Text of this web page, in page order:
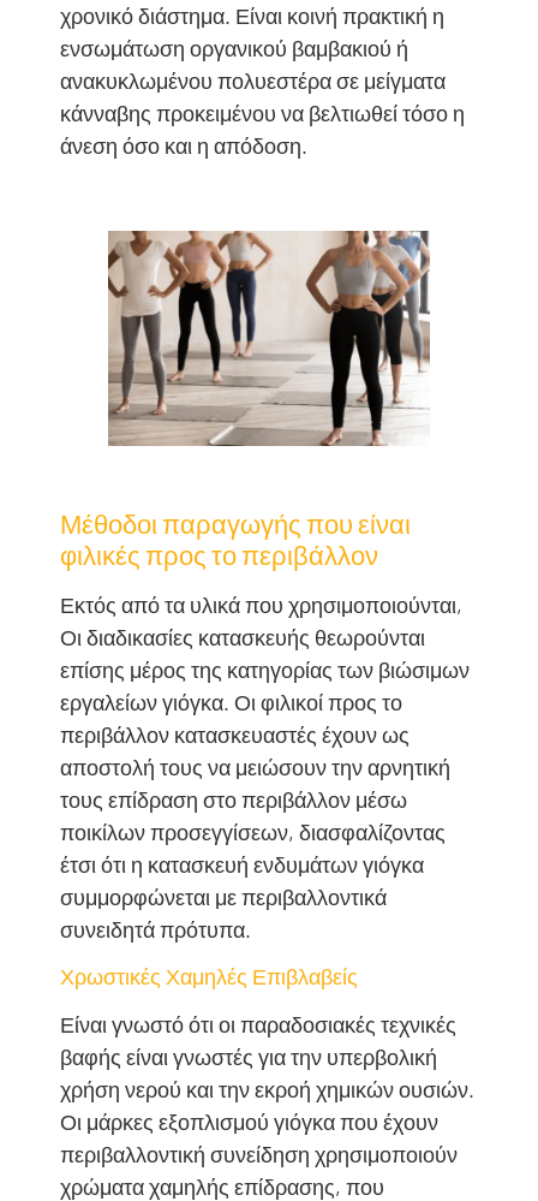
χρονικό διάστημα. Είναι κοινή πρακτική η
ενσωμάτωση οργανικού βαμβακιού ή
ανακυκλωμένου πολυεστέρα σε μείγματα
κάνναβης προκειμένου να βελτιωθεί τόσο η
άνεση όσο και η απόδοση.
Μέθοδοι παραγωγής που είναι
φιλικές προς το περιβάλλον
Εκτός από τα υλικά που χρησιμοποιούνται,
Οι διαδικασίες κατασκευής θεωρούνται
επίσης μέρος της κατηγορίας των βιώσιμων
εργαλείων γιόγκα. Οι φιλικοί προς το
περιβάλλον κατασκευαστές έχουν ως
αποστολή τους να μειώσουν την αρνητική
τους επίδραση στο περιβάλλον μέσω
ποικίλων προσεγγίσεων, διασφαλίζοντας
έτσι ότι η κατασκευή ενδυμάτων γιόγκα
συμμορφώνεται με περιβαλλοντικά
συνειδητά πρότυπα.
Χρωστικές Χαμηλές Επιβλαβείς
Είναι γνωστό ότι οι παραδοσιακές τεχνικές
βαφής είναι γνωστές για την υπερβολική
χρήση νερού και την εκροή χημικών ουσιών.
Οι μάρκες εξοπλισμού γιόγκα που έχουν
περιβαλλοντική συνείδηση ​​χρησιμοποιούν
χρώματα χαμηλής επίδρασης, που